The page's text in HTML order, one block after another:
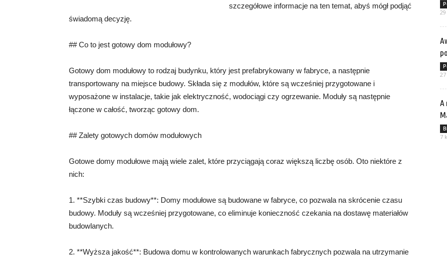
szczegółowe informacje na ten temat, abyś mógł podjąć
świadomą decyzję.
## Co to jest gotowy dom modułowy?
Gotowy dom modułowy to rodzaj budynku, który jest prefabrykowany w fabryce, a następnie
transportowany na miejsce budowy. Składa się z modułów, które są wcześniej przygotowane i
wyposażone w instalacje, takie jak elektryczność, wodociągi czy ogrzewanie. Moduły są następnie
łączone w całość, tworząc gotowy dom.
## Zalety gotowych domów modułowych
Gotowe domy modułowe mają wiele zalet, które przyciągają coraz większą liczbę osób. Oto niektóre z
nich:
1. **Szybki czas budowy**: Domy modułowe są budowane w fabryce, co pozwala na skrócenie czasu
budowy. Moduły są wcześniej przygotowane, co eliminuje konieczność czekania na dostawę materiałów
budowlanych.
2. **Wyższa jakość**: Budowa domu w kontrolowanych warunkach fabrycznych pozwala na utrzymanie
A
7